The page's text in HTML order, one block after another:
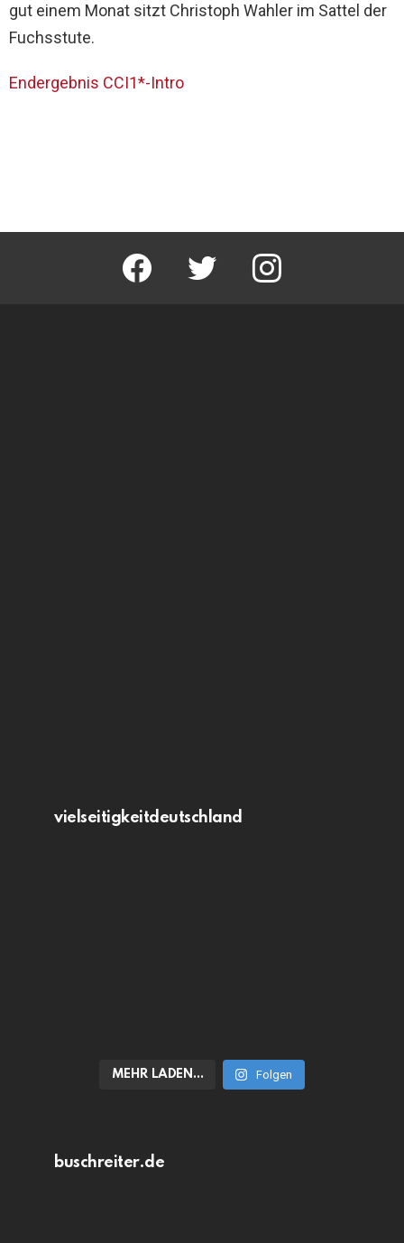
gut einem Monat sitzt Christoph Wahler im Sattel der
Fuchsstute.
Endergebnis CCI1*-Intro
facebook twitter instagram
vielseitigkeitdeutschland
MEHR LADEN… Folgen
buschreiter.de